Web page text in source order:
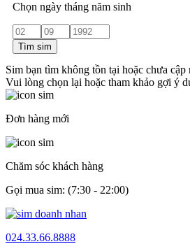
Chọn ngày tháng năm sinh
Tìm sim
Sim bạn tìm không tồn tại hoặc chưa cập
Vui lòng chọn lại hoặc tham khảo gợi ý
Đơn hàng mới
Chăm sóc khách hàng
Gọi mua sim: (7:30 - 22:00)
024.33.66.8888